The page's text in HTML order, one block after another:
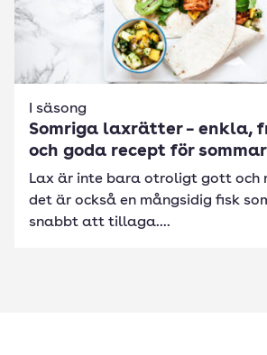
I säsong
Somriga laxrätter – enkla,
och goda recept för
Lax är inte bara otroligt gott och
det är också en mångsidig fisk
snabbt att tillaga....